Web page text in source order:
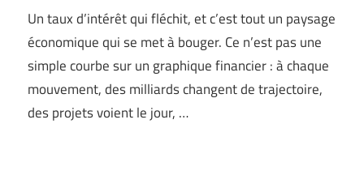
Un taux d’intérêt qui fléchit, et c’est tout un paysage
économique qui se met à bouger. Ce n’est pas une
simple courbe sur un graphique financier : à chaque
mouvement, des milliards changent de trajectoire,
des projets voient le jour, …